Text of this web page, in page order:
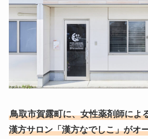
鳥取市賀露町に、女性薬剤師によ
漢方サロン「漢方なでしこ」がオ